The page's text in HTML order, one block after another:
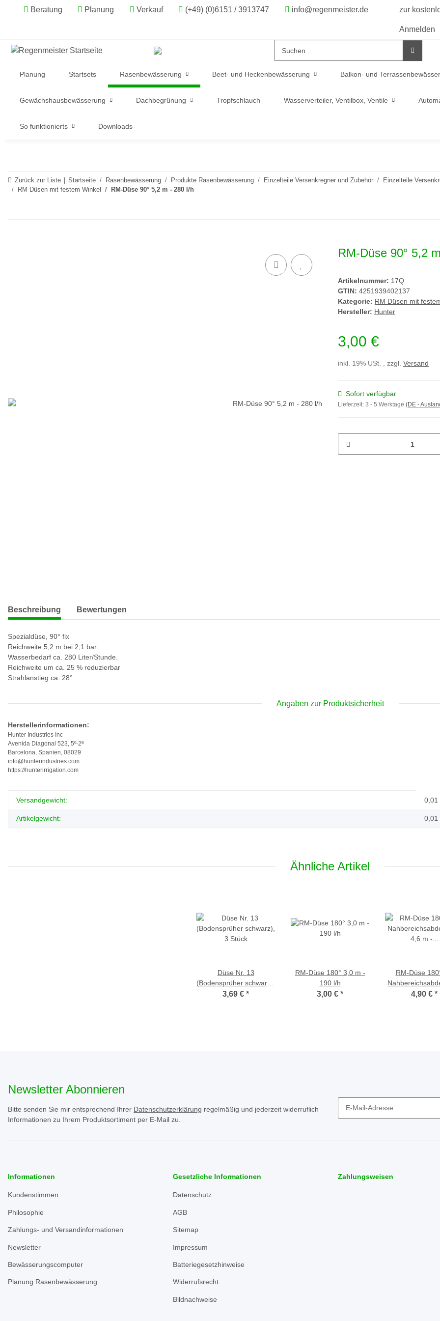
Beratung Planung Verkauf (+49) (0)6151 / 3913747 info@regenmeister.de zur
Anmelden
Planung Startsets Rasenbewässerung Beet- und Heckenbewässerung Balkon- und
Gewächshausbewässerung Dachbegrünung Tropfschlauch Wasserverteiler, Ventilbox, Ventile
So funktionierts Downloads
Zurück zur Liste Startseite Rasenbewässerung Produkte Rasenbewässerung Einzelteile Versenkregner und Zubehör Einzelteile
RM Düsen mit festem Winkel
RM-Düse 90° 5,2 m - 280 l/h
RM-Düse 90° 5,2
Artikelnummer: 17Q
GTIN: 4251939402137
Kategorie: RM Düsen mit
Hersteller: Hunter
3,00 €
inkl. 19% USt. , zzgl. Versand
Sofort verfügbar
Lieferzeit: 3 - 5 Werktage (DE -
weitere Registerkarten anzeigen
Beschreibung Bewertungen
Spezialdüse, 90° fix
Reichweite 5,2 m bei 2,1 bar
Wasserbedarf ca. 280 Liter/Stunde.
Reichweite um ca. 25 % reduzierbar
Strahlanstieg ca. 28°
Angaben zur Produktsicherheit
Herstellerinformationen:
Hunter Industries Inc
Avenida Diagonal 523, 5º-2ª
Barcelona, Spanien, 08029
info@hunterindustries.com
https://hunterirrigation.com
Produkteigenschaft
Wert
Versandgewicht: 0,01
Artikelgewicht: 0,01
Ähnliche Artikel
Düse Nr. 13
(Bodensprüher schwarz),
3 Stück
3,69 € *
RM-Düse 180° 3,0 m -
190 l/h
3,00 € *
RM-Düse
4,6 m - 420l/
4,90 € *
Newsletter Abonnieren
Bitte senden Sie mir entsprechend Ihrer Datenschutzerklärung regelmäßig und jederzeit widerruflich
Informationen zu Ihrem Produktsortiment per E-Mail zu.
Informationen
Kundenstimmen
Philosophie
Zahlungs- und Versandinformationen
Newsletter
Bewässerungscomputer
Planung Rasenbewässerung
Gesetzliche Informationen
Datenschutz
AGB
Sitemap
Impressum
Batteriegesetzhinweise
Widerrufsrecht
Bildnachweise
Zahlungsweisen